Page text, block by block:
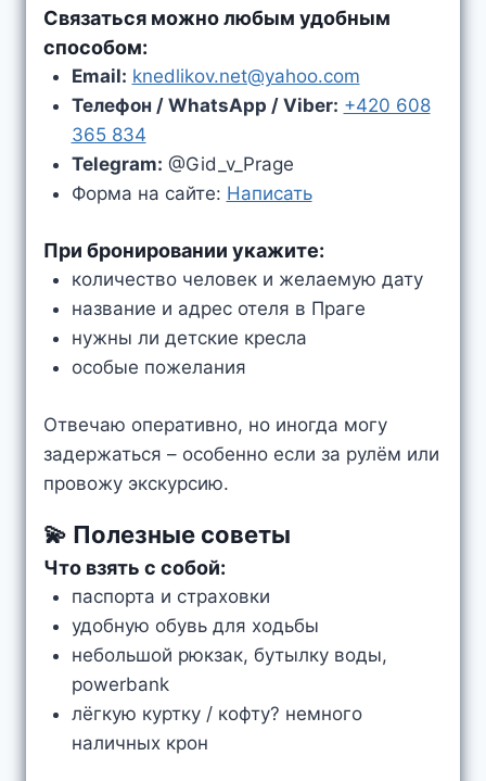
Связаться можно любым удобным
способом:
Email: knedlikov.net@yahoo.com
Телефон / WhatsApp / Viber: +420 608
365 834
Telegram: @Gid_v_Prage
Форма на сайте: Написать
При бронировании укажите:
количество человек и желаемую дату
название и адрес отеля в Праге
нужны ли детские кресла
особые пожелания
Отвечаю оперативно, но иногда могу
задержаться – особенно если за рулём или
провожу экскурсию.
💫 Полезные советы
Что взять с собой:
паспорта и страховки
удобную обувь для ходьбы
небольшой рюкзак, бутылку воды,
powerbank
лёгкую куртку / кофту? немного
наличных крон